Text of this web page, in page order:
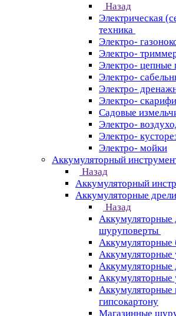
Назад
Электрическая
техника
Электро-
Электро-
Электро- цепные
Электро-
Электро-
Электро-
Садовые
Электро-
Электро-
Электро- мойки
Аккумуляторный
Назад
Аккумуляторный
Аккумуляторные
Назад
Аккумуляторные
шуруповерты
Аккумуляторные
Аккумуляторные
Аккумуляторные
Аккумуляторные
гипсокартону
Магазинные